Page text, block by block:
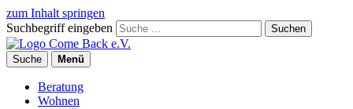
zum Inhalt springen
Suchbegriff eingeben
Suchen
Suche Menü
Beratung
Wohnen